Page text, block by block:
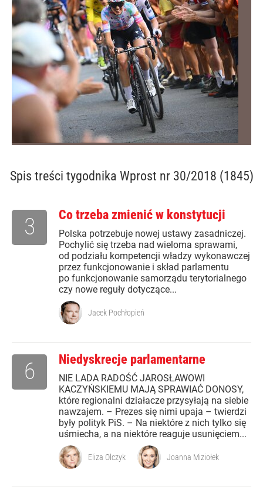
Spis treści tygodnika Wprost nr 30/2018 (1845)
Co trzeba zmienić w konstytucji
Polska potrzebuje nowej ustawy zasadniczej.
Pochylić się trzeba nad wieloma sprawami,
od podziału kompetencji władzy wykonawczej
przez funkcjonowanie i skład parlamentu
po funkcjonowanie samorządu terytorialnego
czy nowe reguły dotyczące...
3
Jacek Pochłopień
Niedyskrecje parlamentarne
NIE LADA RADOŚĆ JAROSŁAWOWI
KACZYŃSKIEMU MAJĄ SPRAWIAĆ DONOSY,
które regionalni działacze przysyłają na siebie
nawzajem. – Prezes się nimi upaja – twierdzi
były polityk PiS. – Na niektóre z nich tylko się
uśmiecha, a na niektóre reaguje usunięciem...
6
Eliza Olczyk Joanna Miziołek